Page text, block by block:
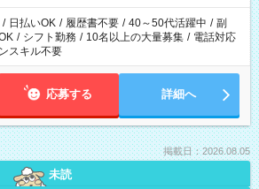
/ 日払いOK / 履歴書不要 / 40～50代活躍中 / 副
/ シフト勤務 / 10名以上の大量募集 / 電話対応
スキル不要
応募する 詳細へ
掲載日：2026.08.05
未読